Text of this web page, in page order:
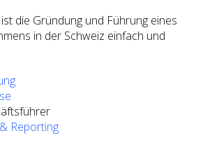
die Gründung und Führung eines
in der Schweiz einfach und
Reporting